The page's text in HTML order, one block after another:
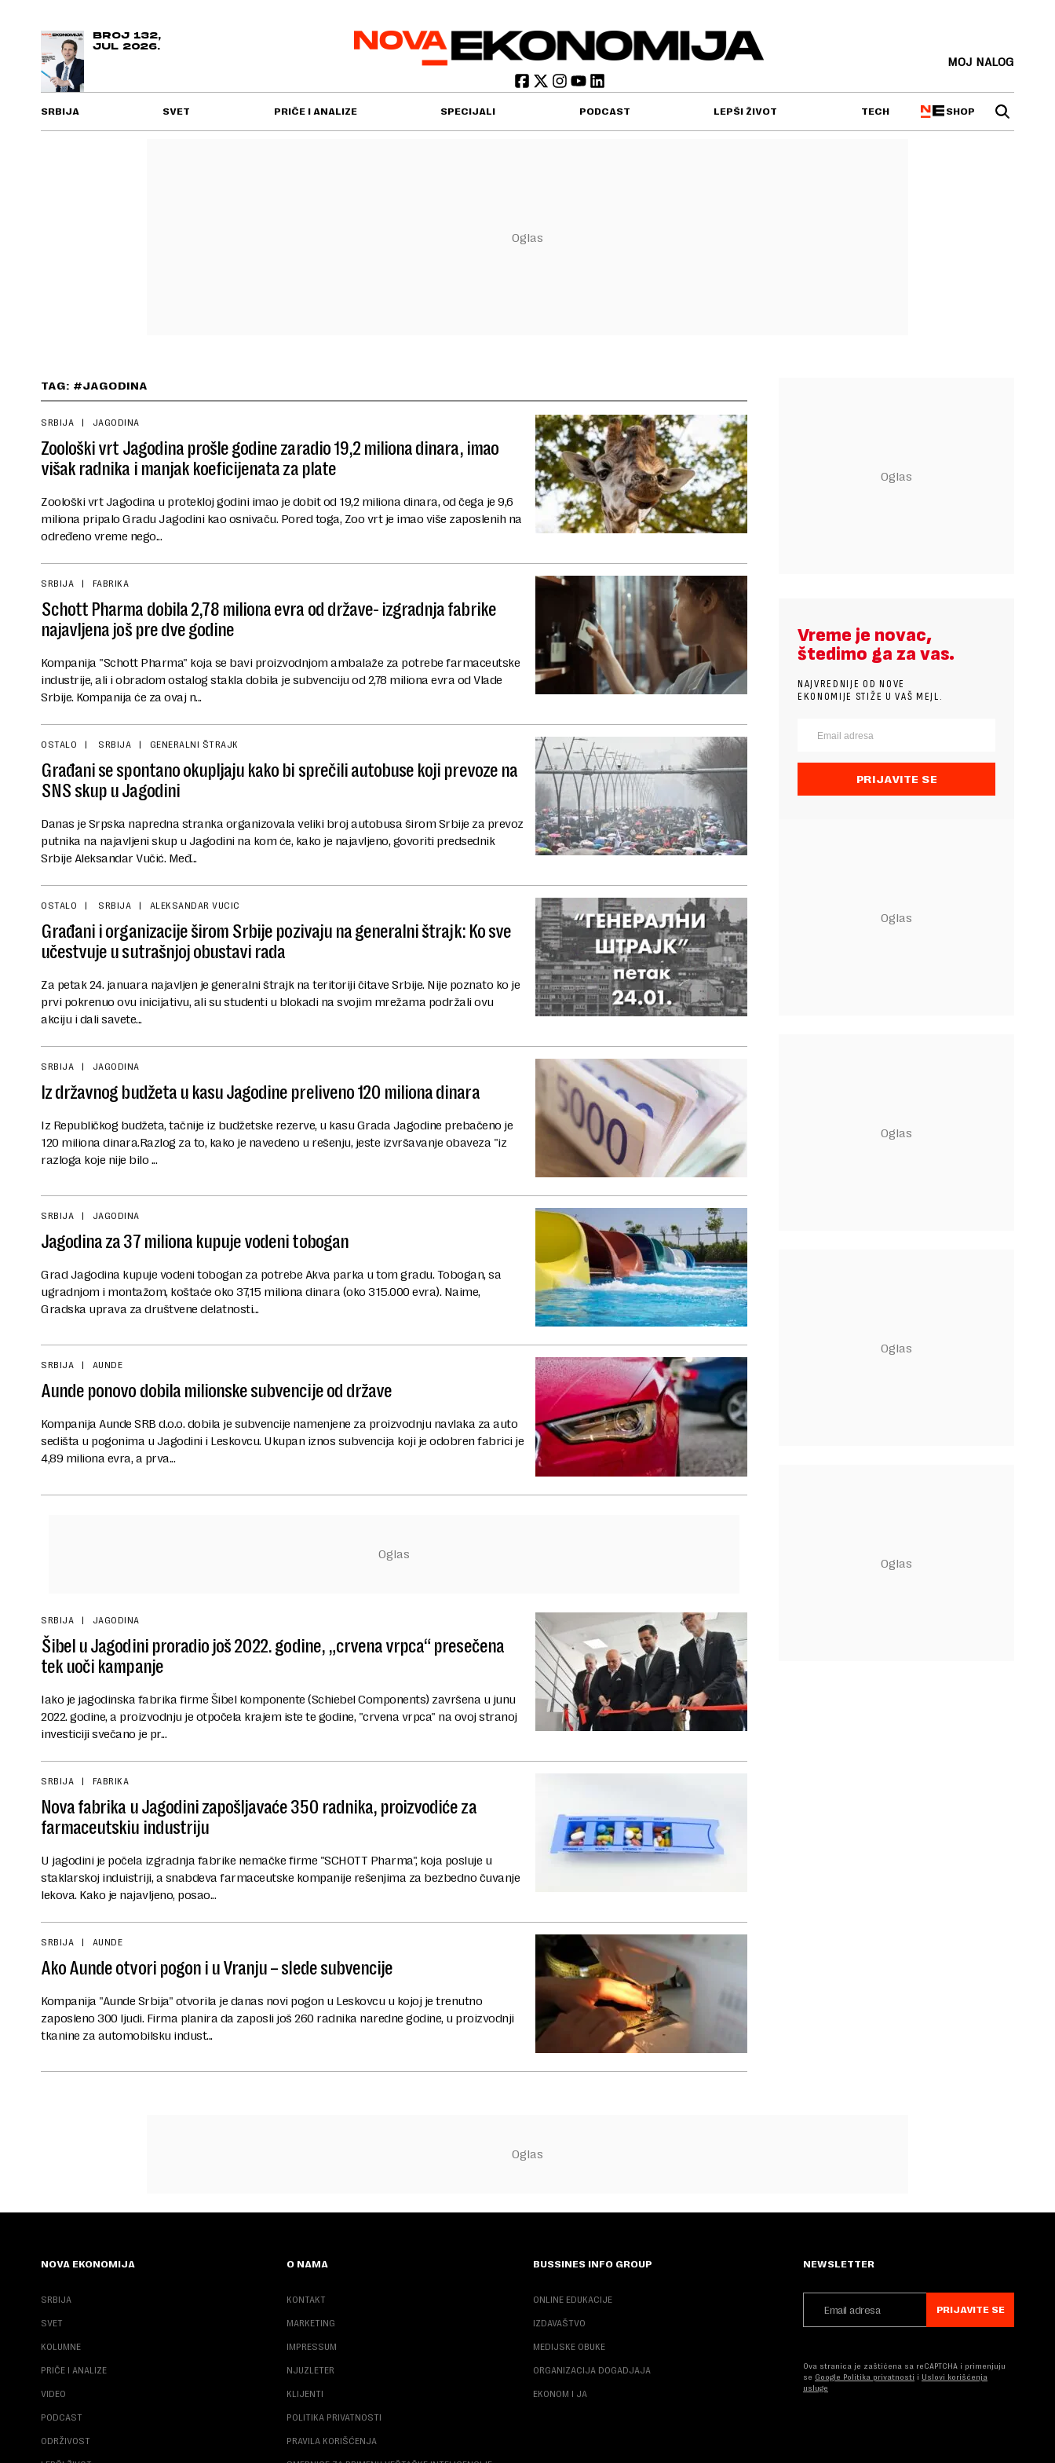
BROJ 132,
JUL 2026.
MOJ NALOG
SRBIJA SVET PRIČE I ANALIZE SPECIJALI PODCAST LEPŠI ŽIVOT TECH SHOP
TAG: #JAGODINA
SRBIJA JAGODINA
Zoološki vrt Jagodina prošle godine zaradio 19,2 miliona dinara, imao
višak radnika i manjak koeficijenata za plate
Zoološki vrt Jagodina u protekloj godini imao je dobit od 19,2 miliona dinara, od čega je 9,6
miliona pripalo Gradu Jagodini kao osnivaču. Pored toga, Zoo vrt je imao više zaposlenih na
određeno vreme nego...
SRBIJA FABRIKA
Schott Pharma dobila 2,78 miliona evra od države- izgradnja fabrike
najavljena još pre dve godine
Kompanija "Schott Pharma" koja se bavi proizvodnjom ambalaže za potrebe farmaceutske
industrije, ali i obradom ostalog stakla dobila je subvenciju od 2,78 miliona evra od Vlade
Srbije. Kompanija će za ovaj n...
OSTALO SRBIJA GENERALNI ŠTRAJK
Građani se spontano okupljaju kako bi sprečili autobuse koji prevoze na
SNS skup u Jagodini
Danas je Srpska napredna stranka organizovala veliki broj autobusa širom Srbije za prevoz
putnika na najavljeni skup u Jagodini na kom će, kako je najavljeno, govoriti predsednik
Srbije Aleksandar Vučić. Međ...
OSTALO SRBIJA ALEKSANDAR VUCIC
Građani i organizacije širom Srbije pozivaju na generalni štrajk: Ko sve
učestvuje u sutrašnjoj obustavi rada
Za petak 24. januara najavljen je generalni štrajk na teritoriji čitave Srbije. Nije poznato ko je
prvi pokrenuo ovu inicijativu, ali su studenti u blokadi na svojim mrežama podržali ovu
akciju i dali savete...
SRBIJA JAGODINA
Iz državnog budžeta u kasu Jagodine preliveno 120 miliona dinara
Iz Republičkog budžeta, tačnije iz budžetske rezerve, u kasu Grada Jagodine prebačeno je
120 miliona dinara.Razlog za to, kako je navedeno u rešenju, jeste izvršavanje obaveza "iz
razloga koje nije bilo ...
SRBIJA JAGODINA
Jagodina za 37 miliona kupuje vodeni tobogan
Grad Jagodina kupuje vodeni tobogan za potrebe Akva parka u tom gradu. Tobogan, sa
ugradnjom i montažom, koštaće oko 37,15 miliona dinara (oko 315.000 evra). Naime,
Gradska uprava za društvene delatnosti...
SRBIJA AUNDE
Aunde ponovo dobila milionske subvencije od države
Kompanija Aunde SRB d.o.o. dobila je subvencije namenjene za proizvodnju navlaka za auto
sedišta u pogonima u Jagodini i Leskovcu. Ukupan iznos subvencija koji je odobren fabrici je
4,89 miliona evra, a prva...
SRBIJA JAGODINA
Šibel u Jagodini proradio još 2022. godine, „crvena vrpca“ presečena
tek uoči kampanje
Iako je jagodinska fabrika firme Šibel komponente (Schiebel Components) završena u junu
2022. godine, a proizvodnju je otpočela krajem iste te godine, "crvena vrpca" na ovoj stranoj
investiciji svečano je pr...
SRBIJA FABRIKA
Nova fabrika u Jagodini zapošljavaće 350 radnika, proizvodiće za
farmaceutskiu industriju
U jagodini je počela izgradnja fabrike nemačke firme "SCHOTT Pharma", koja posluje u
staklarskoj induistriji, a snabdeva farmaceutske kompanije rešenjima za bezbedno čuvanje
lekova. Kako je najavljeno, posao...
SRBIJA AUNDE
Ako Aunde otvori pogon i u Vranju – slede subvencije
Kompanija "Aunde Srbija" otvorila je danas novi pogon u Leskovcu u kojoj je trenutno
zaposleno 300 ljudi. Firma planira da zaposli još 260 radnika naredne godine, u proizvodnji
tkanine za automobilsku indust...
Vreme je novac,
štedimo ga za vas.
NAJVREDNIJE OD NOVE
EKONOMIJE STIŽE U VAŠ MEJL.
PRIJAVITE SE
NOVA EKONOMIJA
SRBIJA
SVET
KOLUMNE
PRIČE I ANALIZE
VIDEO
PODCAST
ODRŽIVOST
O NAMA
KONTAKT
MARKETING
IMPRESSUM
NJUZLETER
KLIJENTI
POLITIKA PRIVATNOSTI
PRAVILA KORIŠĆENJA
BUSSINES INFO GROUP
ONLINE EDUKACIJE
IZDAVAŠTVO
MEDIJSKE OBUKE
ORGANIZACIJA DOGADJAJA
EKONOM I JA
NEWSLETTER
PRIJAVITE SE
Ova stranica je zaštićena sa reCAPTCHA i primenjuju
se Google Politika privatnosti i Uslovi korišćenja
usluge